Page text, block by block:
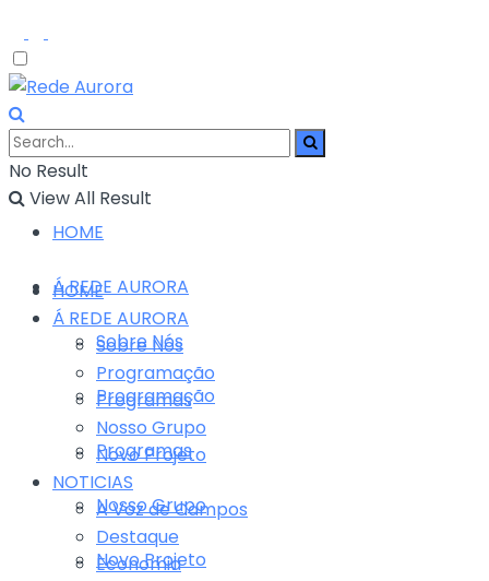
No Result
View All Result
HOME
Á REDE AURORA
Sobre Nós
Programação
Programas
Nosso Grupo
Novo Projeto
HOME
Á REDE AURORA
Sobre Nós
Programação
Programas
Nosso Grupo
Novo Projeto
NOTICIAS
A Voz de Campos
Destaque
Economia